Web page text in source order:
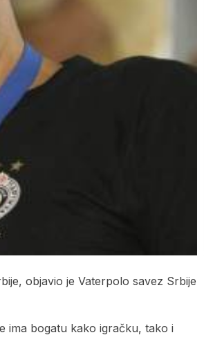
objavio je Vaterpolo savez Srbije
ima bogatu kako igračku, tako i